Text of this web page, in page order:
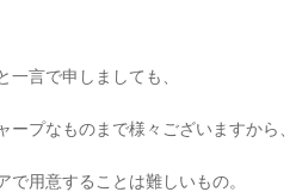
一言で申しましても、
プなものまで様々ございますから、
で用意することは難しいもの。